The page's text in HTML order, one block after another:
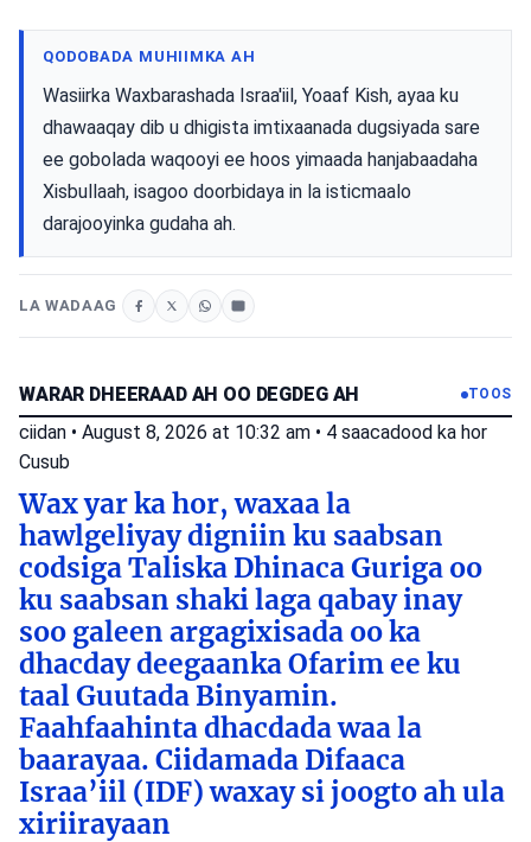
QODOBADA MUHIIMKA AH
Wasiirka Waxbarashada Israa'iil, Yoaaf Kish, ayaa ku
dhawaaqay dib u dhigista imtixaanada dugsiyada sare
ee gobolada waqooyi ee hoos yimaada hanjabaadaha
Xisbullaah, isagoo doorbidaya in la isticmaalo
darajooyinka gudaha ah.
LA WADAAG
WARAR DHEERAAD AH OO DEGDEG AH TOOS
ciidan • August 8, 2026 at 10:32 am • 4 saacadood ka hor
Cusub
Wax yar ka hor, waxaa la
hawlgeliyay digniin ku saabsan
codsiga Taliska Dhinaca Guriga oo
ku saabsan shaki laga qabay inay
soo galeen argagixisada oo ka
dhacday deegaanka Ofarim ee ku
taal Guutada Binyamin.
Faahfaahinta dhacdada waa la
baarayaa. Ciidamada Difaaca
Israa’iil (IDF) waxay si joogto ah ula
xiriirayaan